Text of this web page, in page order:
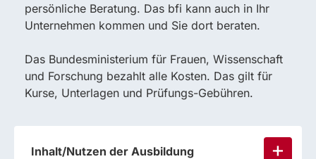
persönliche Beratung. Das bfi kann auch in Ihr
Unternehmen kommen und Sie dort beraten.
Das Bundesministerium für Frauen, Wissenschaft
und Forschung bezahlt alle Kosten. Das gilt für
Kurse, Unterlagen und Prüfungs-Gebühren.
Inhalt/Nutzen der Ausbildung